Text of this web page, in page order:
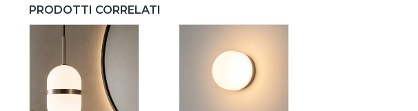
PRODOTTI CORRELATI